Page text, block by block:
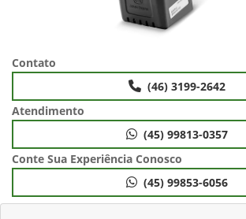
Contato
(46) 3199-2642
Atendimento
(45) 99813-0357
Conte Sua Experiência Conosco
(45) 99853-6056